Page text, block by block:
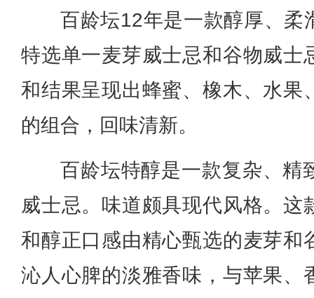
百龄坛12年是一款醇厚、柔
特选单一麦芽威士忌和谷物威士
和结果呈现出蜂蜜、橡木、水果
的组合，回味清新。
百龄坛特醇是一款复杂、精
威士忌。味道颇具现代风格。这
和醇正口感由精心甄选的麦芽和
沁人心脾的淡雅香味，与苹果、